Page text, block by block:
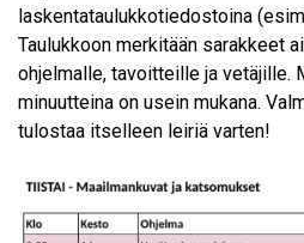
laskentataulukkotiedostoina
Taulukkoon merkitään sarakkeet
ohjelmalle, tavoitteille ja vetäjille.
minuutteina on usein mukana.
tulostaa itselleen leiriä varten!